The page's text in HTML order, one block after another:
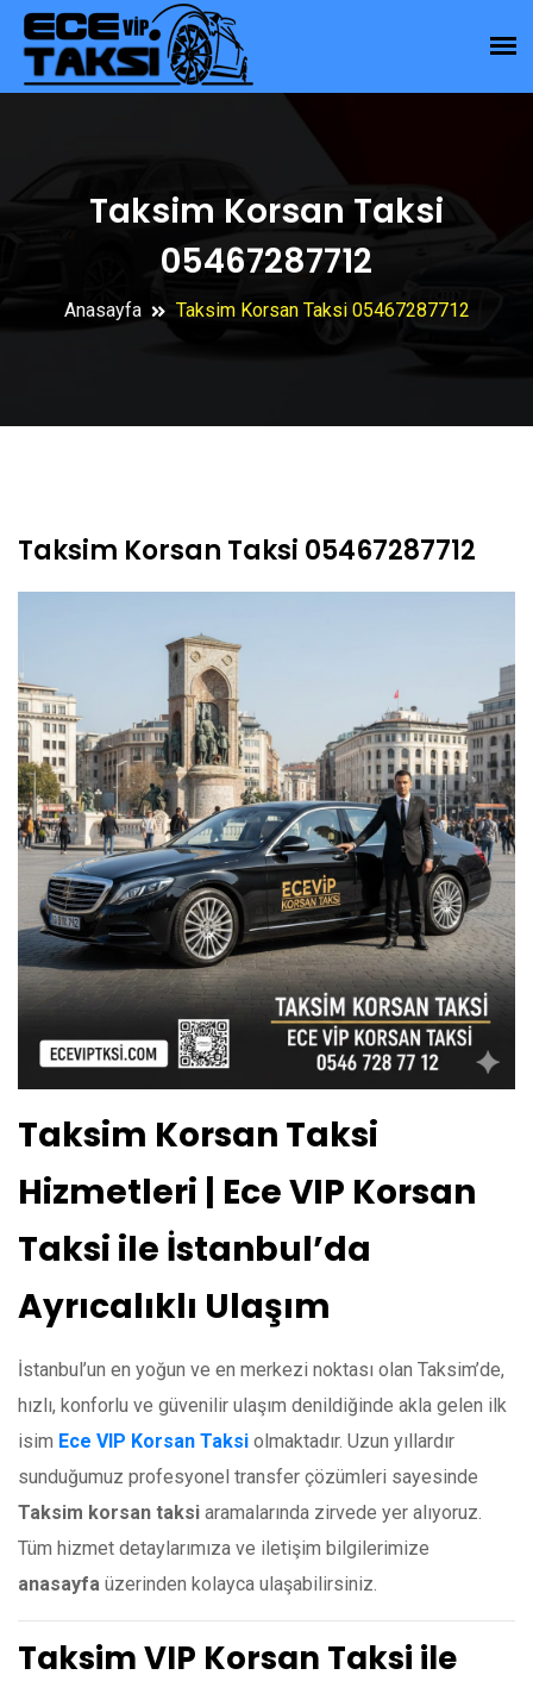
Taksim Korsan Taksi
05467287712
Anasayfa Taksim Korsan Taksi 05467287712
Taksim Korsan Taksi 05467287712
Taksim Korsan Taksi
Hizmetleri | Ece VIP Korsan
Taksi ile İstanbul’da
Ayrıcalıklı Ulaşım
İstanbul’un en yoğun ve en merkezi noktası olan Taksim’de,
hızlı, konforlu ve güvenilir ulaşım denildiğinde akla gelen ilk
isim Ece VIP Korsan Taksi olmaktadır. Uzun yıllardır
sunduğumuz profesyonel transfer çözümleri sayesinde
Taksim korsan taksi aramalarında zirvede yer alıyoruz.
Tüm hizmet detaylarımıza ve iletişim bilgilerimize
anasayfa üzerinden kolayca ulaşabilirsiniz.
Taksim VIP Korsan Taksi ile